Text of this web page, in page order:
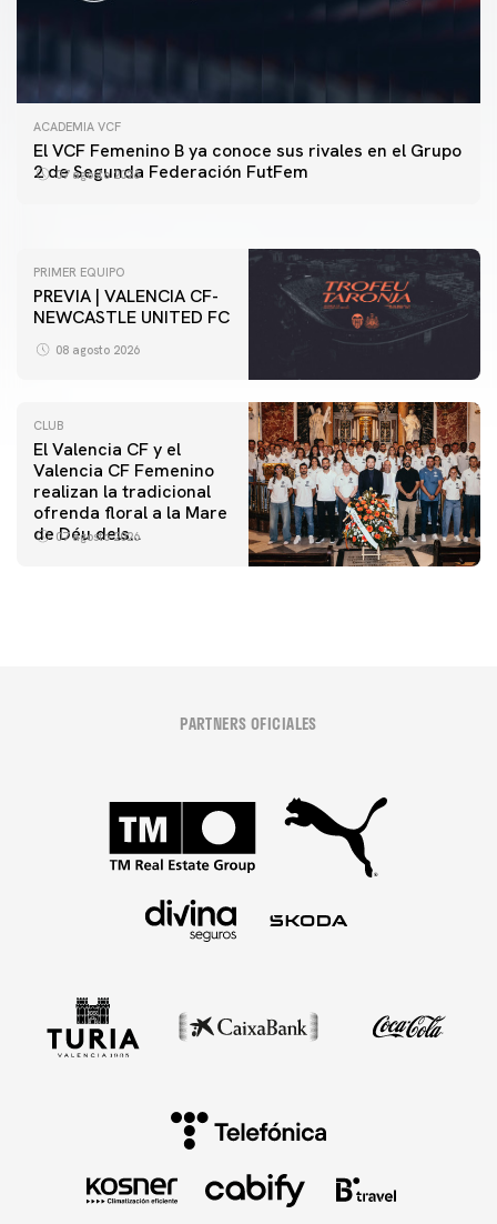
ACADEMIA VCF
El VCF Femenino B ya conoce sus rivales en el Grupo
2 de Segunda Federación FutFem
07 agosto 2026
PRIMER EQUIPO
ENTRENAMIENTO DEL VALENCIA CF 7/8/2026
PRIMER EQUIPO
PREVIA | VALENCIA CF-
NEWCASTLE UNITED FC
08 agosto 2026
CLUB
El Valencia CF y el
Valencia CF Femenino
realizan la tradicional
ofrenda floral a la Mare
de Déu dels
07 agosto 2026
PARTNERS OFICIALES